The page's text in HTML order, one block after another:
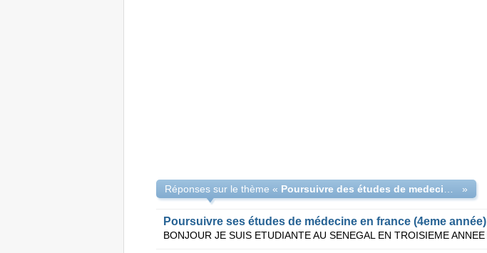
Réponses sur le thème « »
Poursuivre ses études de médecine en france (4eme année)